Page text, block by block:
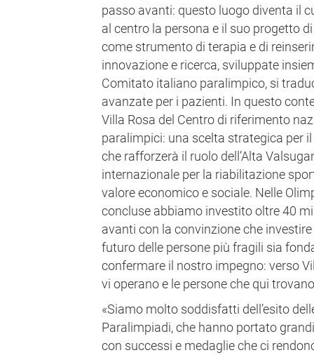
passo avanti: questo luogo diventa il
al centro la persona e il suo progetto
come strumento di terapia e di
innovazione e ricerca, sviluppate
Comitato italiano paralimpico, si
avanzate per i pazienti. In questo
Villa Rosa del Centro di riferimento
paralimpici: una scelta strategica per
che rafforzerà il ruolo dell’Alta
internazionale per la riabilitazione
valore economico e sociale. Nelle
concluse abbiamo investito oltre 40
avanti con la convinzione che
futuro delle persone più fragili sia
confermare il nostro impegno: verso
vi operano e le persone che qui
«Siamo molto soddisfatti dell’esito
Paralimpiadi, che hanno portato
con successi e medaglie che ci